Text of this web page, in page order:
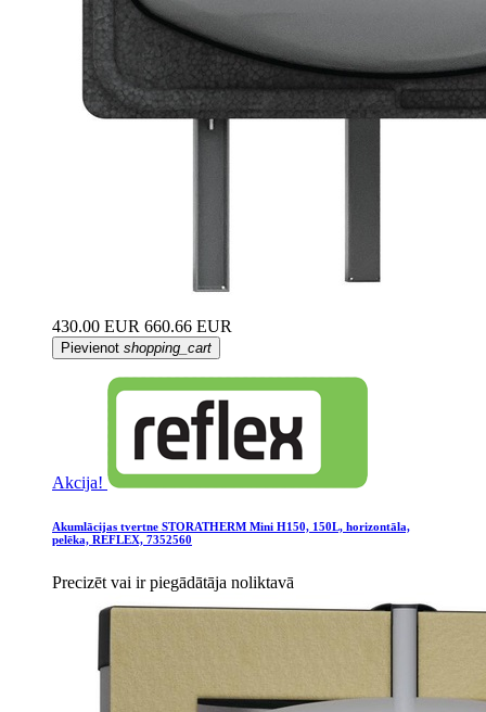
430.00 EUR 660.66 EUR
Pievienot shopping_cart
Akcija!
Akumlācijas tvertne STORATHERM Mini H150, 150L, horizontāla,
pelēka, REFLEX, 7352560
Precizēt vai ir piegādātāja noliktavā